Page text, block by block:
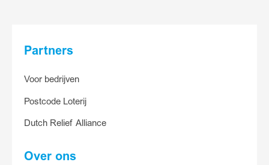
Ander bedrag
Geef mijn sadaqa
Partners
Voor bedrijven
Postcode Loterij
Dutch Relief Alliance
Over ons